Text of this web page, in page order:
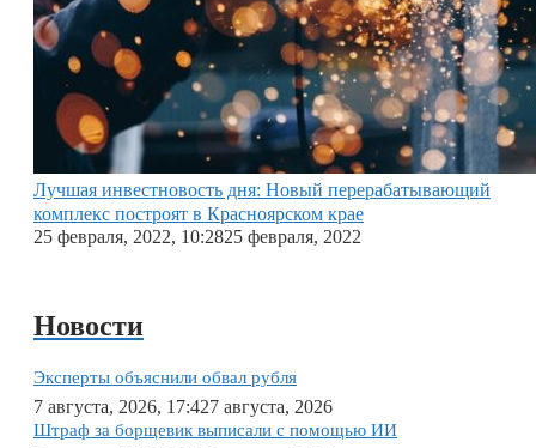
Лучшая инвестновость дня: Новый перерабатывающий
комплекс построят в Красноярском крае
25 февраля, 2022, 10:2825 февраля, 2022
Новости
Эксперты объяснили обвал рубля
7 августа, 2026, 17:427 августа, 2026
Штраф за борщевик выписали с помощью ИИ